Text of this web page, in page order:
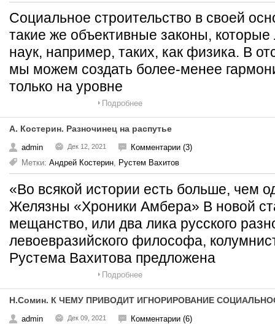
Социальное строительство в своей
такие же объективные законы, которые
наук, например, таких, как физика. В
мы можем создать более-менее
только на уровне
Подробнее
А. Костерин. Разночинец на распутье
admin Дек 12, 2021
Комментарии (3)
Метки: Андрей Костерин, Рустем Вахитов
«Во всякой истории есть больше, чем
Желязны «Хроники Амбера» В новой
мещанство, или два лика русского
левоевразийского философа,
Рустема Вахитова предложена
Подробнее
Н.Сомин. К ЧЕМУ ПРИВОДИТ ИГНОРИРОВАНИЕ
admin Дек 09, 2021
Комментарии (6)